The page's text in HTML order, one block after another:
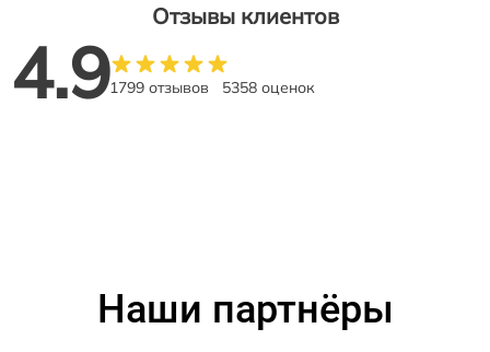
Отзывы клиентов
4.91799 отзывов 5358 оценок
Наши партнёры